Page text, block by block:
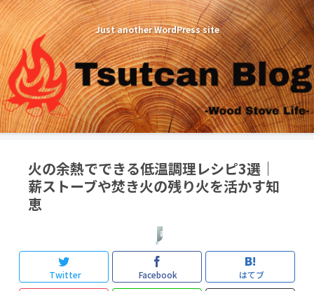
Just another WordPress site
火の余熱でできる低温調理レシピ3選｜
薪ストーブや焚き火の残り火を活かす知
恵
薪ストーブ
Twitter Facebook はてブ